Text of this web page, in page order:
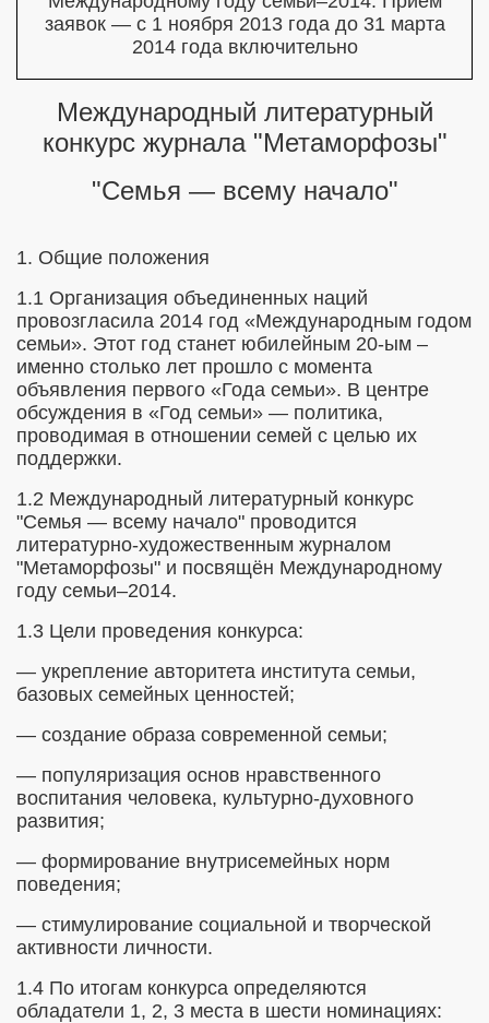
заявок — с 1 ноября 2013 года до 31 марта
2014 года включительно
Международный литературный
конкурс журнала "Метаморфозы"
"Семья — всему начало"
1. Общие положения
1.1 Организация объединенных наций
провозгласила 2014 год «Международным годом
семьи». Этот год станет юбилейным 20-ым –
именно столько лет прошло с момента
объявления первого «Года семьи». В центре
обсуждения в «Год семьи» — политика,
проводимая в отношении семей с целью их
поддержки.
1.2 Международный литературный конкурс
"Семья — всему начало" проводится
литературно-художественным журналом
"Метаморфозы" и посвящён Международному
году семьи–2014.
1.3 Цели проведения конкурса:
— укрепление авторитета института семьи,
базовых семейных ценностей;
— создание образа современной семьи;
— популяризация основ нравственного
воспитания человека, культурно-духовного
развития;
— формирование внутрисемейных норм
поведения;
— стимулирование социальной и творческой
активности личности.
1.4 По итогам конкурса определяются
обладатели 1, 2, 3 места в шести номинациях:
г.
2012 г.
г.